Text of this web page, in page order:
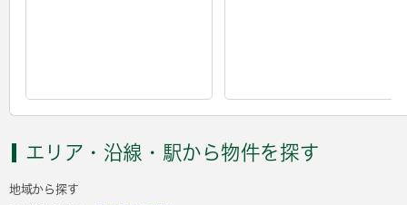
エリア・沿線・駅から物件を探す
地域から探す